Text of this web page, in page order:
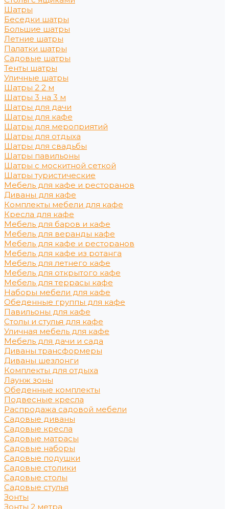
Шатры
Беседки шатры
Большие шатры
Летние шатры
Палатки шатры
Садовые шатры
Тенты шатры
Уличные шатры
Шатры 2 2 м
Шатры 3 на 3 м
Шатры для дачи
Шатры для кафе
Шатры для мероприятий
Шатры для отдыха
Шатры для свадьбы
Шатры павильоны
Шатры с москитной сеткой
Шатры туристические
Мебель для кафе и ресторанов
Диваны для кафе
Комплекты мебели для кафе
Кресла для кафе
Мебель для баров и кафе
Мебель для веранды кафе
Мебель для кафе и ресторанов
Мебель для кафе из ротанга
Мебель для летнего кафе
Мебель для открытого кафе
Мебель для террасы кафе
Наборы мебели для кафе
Обеденные группы для кафе
Павильоны для кафе
Столы и стулья для кафе
Уличная мебель для кафе
Мебель для дачи и сада
Диваны трансформеры
Диваны шезлонги
Комплекты для отдыха
Лаунж зоны
Обеденные комплекты
Подвесные кресла
Распродажа садовой мебели
Садовые диваны
Садовые кресла
Садовые матрасы
Садовые наборы
Садовые подушки
Садовые столики
Садовые столы
Садовые стулья
Зонты
Зонты 2 метра